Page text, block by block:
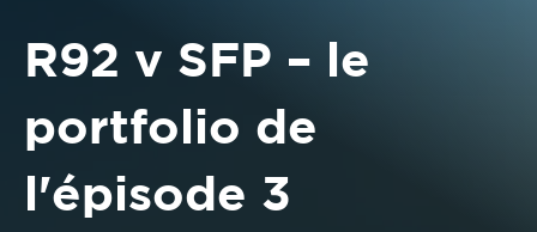
R92 v SFP – le
portfolio de
l'épisode 3